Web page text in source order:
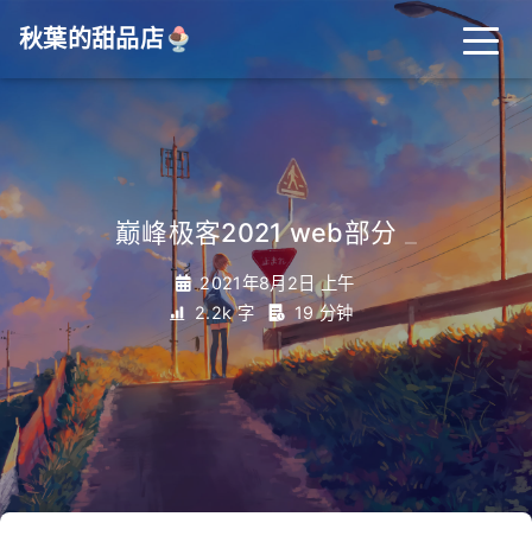
秋葉的甜品店🍨
巅峰极客2021 web部分_
2021年8月2日 上午
2.2k 字
19 分钟